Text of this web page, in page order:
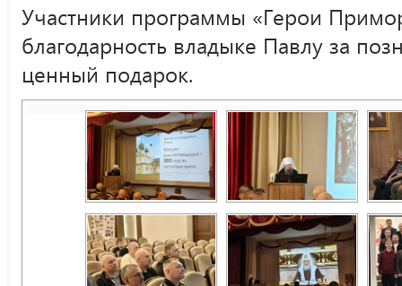
Участники программы «Герои
благодарность владыке Павлу за
ценный подарок.